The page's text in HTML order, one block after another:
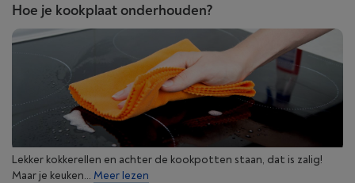
Hoe je kookplaat onderhouden?
Lekker kokkerellen en achter de kookpotten staan, dat is zalig!
Maar je keuken... Meer lezen